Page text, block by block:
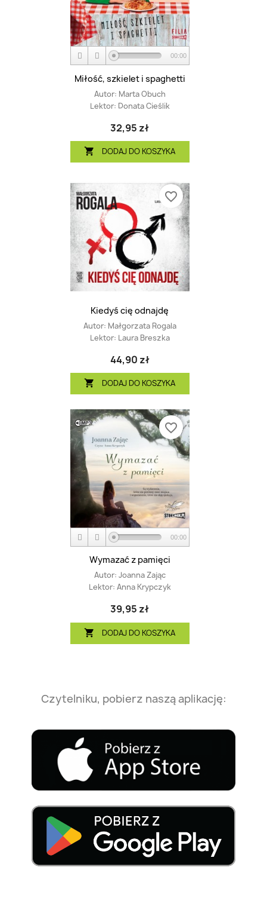
00:00
Miłość, szkielet i spaghetti
Autor: Marta Obuch
Lektor: Donata Cieślik
32,95 zł
 DODAJ DO KOSZYKA
Kiedyś cię odnajdę
Autor: Małgorzata Rogala
Lektor: Laura Breszka
44,90 zł
 DODAJ DO KOSZYKA
favorite_border
00:00
Wymazać z pamięci
Autor: Joanna Zając
Lektor: Anna Krypczyk
39,95 zł
 DODAJ DO KOSZYKA
favorite_border
Czytelniku, pobierz naszą aplikację: